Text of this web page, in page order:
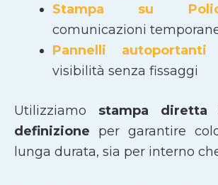
Stampa su
comunicazioni
Pannelli autoportanti
visibilità senza fissaggi
Utilizziamo stampa diretta
definizione per garantire
lunga durata, sia per interno